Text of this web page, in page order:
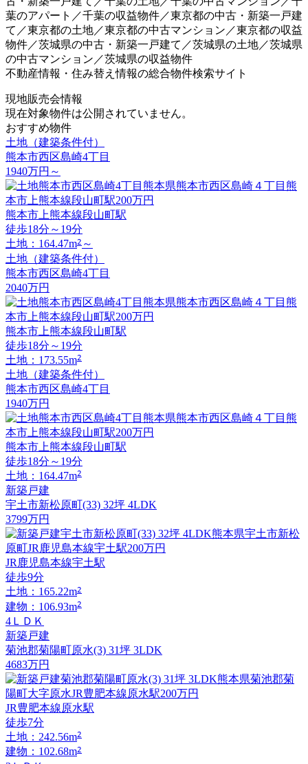
葉のアパート／千葉の収益物件／東京都の中古・新築一戸建
て／東京都の土地／東京都の中古マンション／東京都の収益
物件／茨城県の中古・新築一戸建て／茨城県の土地／茨城県
の中古マンション／茨城県の収益物件
不動産情報・住み替え情報の総合物件検索サイト
現地販売会情報
現在対象物件は公開されていません。
おすすめ物件
土地（建築条件付）
熊本市西区島崎4丁目
1940万円 ～
熊本市上熊本線段山町駅
徒歩18分～19分
土地：164.47m2 ～
土地（建築条件付）
熊本市西区島崎4丁目
2040万円
熊本市上熊本線段山町駅
徒歩18分～19分
土地：173.55m2
土地（建築条件付）
熊本市西区島崎4丁目
1940万円
熊本市上熊本線段山町駅
徒歩18分～19分
土地：164.47m2
新築戸建
宇土市新松原町(33) 32坪 4LDK
3799万円
JR鹿児島本線宇土駅
徒歩9分
土地：165.22m2
建物：106.93m2
4ＬＤＫ
新築戸建
菊池郡菊陽町原水(3) 31坪 3LDK
4683万円
JR豊肥本線原水駅
徒歩7分
土地：242.56m2
建物：102.68m2